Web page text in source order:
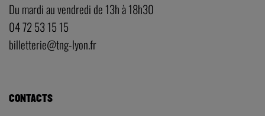
Du mardi au vendredi de 13h à 18h30
04 72 53 15 15
billetterie@tng-lyon.fr
CONTACTS